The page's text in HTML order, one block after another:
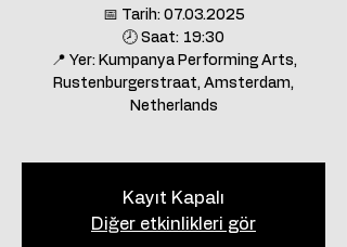
📅 Tarih: 07.03.2025
🕗 Saat: 19:30
📍 Yer: Kumpanya Performing Arts,
Rustenburgerstraat, Amsterdam,
Netherlands
Kayıt Kapalı
Diğer etkinlikleri gör